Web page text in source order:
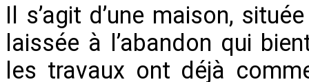
Il s’agit d’une maison,
laissée à l’abandon qui
les travaux ont déjà